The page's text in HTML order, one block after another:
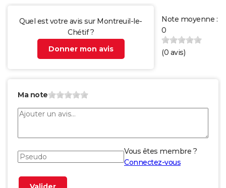
Quel est votre avis sur Montreuil-le-
Chétif ?
Donner mon avis
Note moyenne :
0
(0 avis)
Ma note
Vous êtes membre ?
Connectez-vous